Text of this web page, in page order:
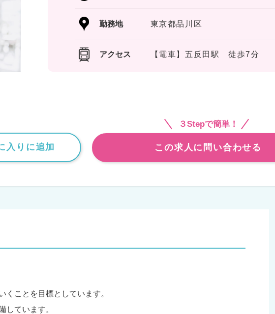
勤務地 東京都品川区
アクセス 【電車】五反田駅 徒歩7分
入りに追加
３Stepで簡単！
この求人に問い合わせる
くことを目標としています。
しています。